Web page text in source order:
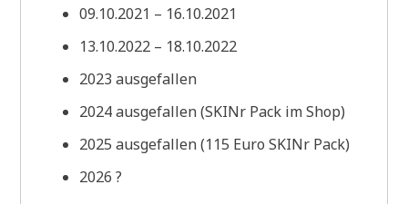
09.10.2021 – 16.10.2021
13.10.2022 – 18.10.2022
2023 ausgefallen
2024 ausgefallen (SKINr Pack im Shop)
2025 ausgefallen (115 Euro SKINr Pack)
2026 ?